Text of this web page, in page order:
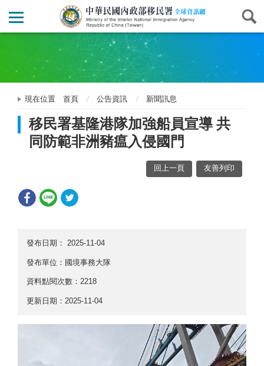
現在位置 首頁 公告資訊 新聞訊息
移民署基隆港隊加強船員宣導 共
同防範非洲豬瘟入侵國門
回上一頁 友善列印
發布日期： 2025-11-04
發布單位：國境事務大隊
資料點閱次數：2218
更新日期：2025-11-04